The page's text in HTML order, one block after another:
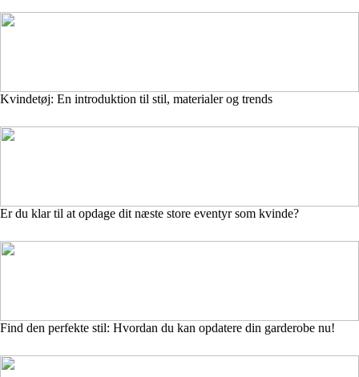
Kvindetøj: En introduktion til stil, materialer og trends
Er du klar til at opdage dit næste store eventyr som kvinde?
Find den perfekte stil: Hvordan du kan opdatere din garderobe nu!